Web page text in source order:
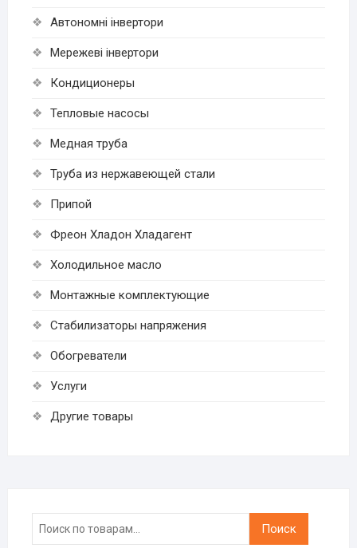
Автономні інвертори
Мережеві інвертори
Кондиционеры
Тепловые насосы
Медная труба
Труба из нержавеющей стали
Припой
Фреон Хладон Хладагент
Холодильное масло
Монтажные комплектующие
Стабилизаторы напряжения
Обогреватели
Услуги
Другие товары
Искать:
Поиск